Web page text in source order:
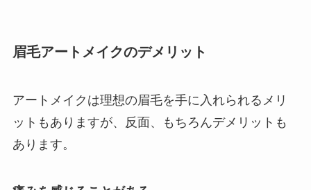
眉毛アートメイクのデメリット
アートメイクは理想の眉毛を手に入れられるメリ
ットもありますが、反面、もちろんデメリットも
あります。